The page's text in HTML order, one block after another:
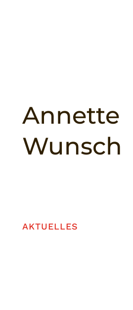
Annette
Wunsch
AKTUELLES